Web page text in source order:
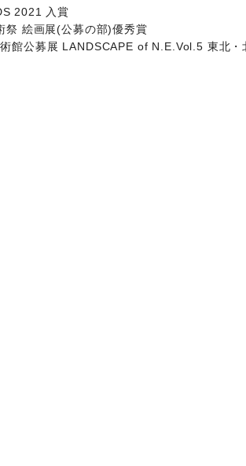
2021 入賞
絵画展(公募の部)優秀賞
公募展 LANDSCAPE of N.E.Vol.5 東北・